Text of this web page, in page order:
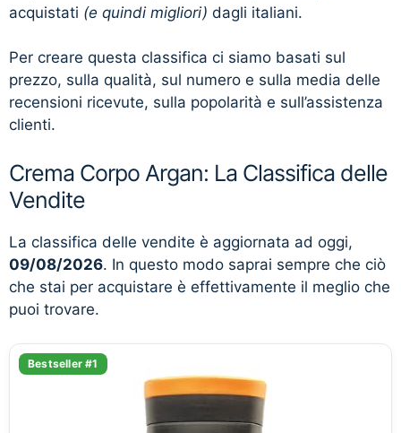
acquistati (e quindi migliori) dagli italiani.
Per creare questa classifica ci siamo basati sul
prezzo, sulla qualità, sul numero e sulla media delle
recensioni ricevute, sulla popolarità e sull’assistenza
clienti.
Crema Corpo Argan: La Classifica delle
Vendite
La classifica delle vendite è aggiornata ad oggi,
09/08/2026. In questo modo saprai sempre che ciò
che stai per acquistare è effettivamente il meglio che
puoi trovare.
Bestseller #1